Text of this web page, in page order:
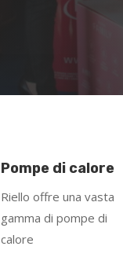
Pompe di calore
Riello offre una vasta
gamma di pompe di
calore